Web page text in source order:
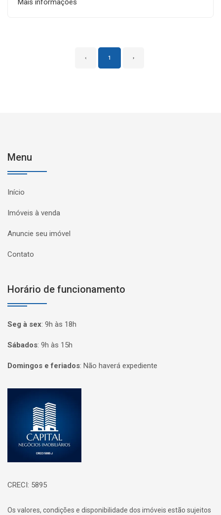
Mais informações
‹ 1 ›
Menu
Início
Imóveis à venda
Anuncie seu imóvel
Contato
Horário de funcionamento
Seg à sex: 9h às 18h
Sábados: 9h às 15h
Domingos e feriados: Não haverá expediente
CRECI: 5895
Os valores, condições e disponibilidade dos imóveis estão sujeitos